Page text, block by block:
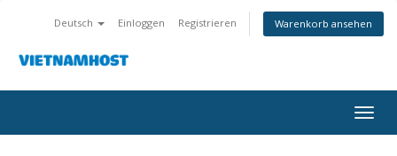
Deutsch Einloggen Registrieren Warenkorb ansehen